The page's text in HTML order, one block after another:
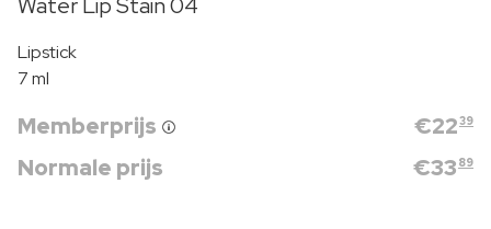
Lipstick
7 ml
Memberprijs €2239
Normale prijs €33 89